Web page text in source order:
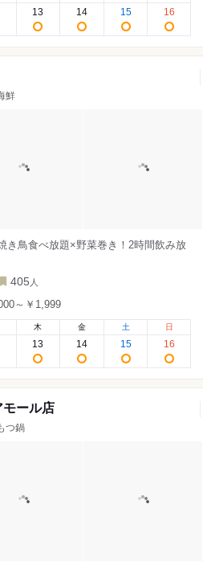
13 14 15 16
鮮
き鳥食べ放題×野菜巻き！2時間飲み放
405 人
～￥1,999
木
13
金
14
土
15
日
16
モール店
つ鍋